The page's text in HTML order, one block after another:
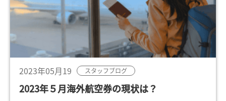
2023年05月19 スタッフブログ
2023年５月海外航空券の現状は？